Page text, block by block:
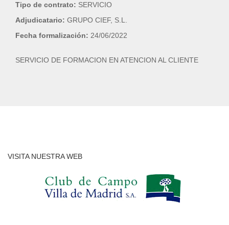
Tipo de contrato: SERVICIO
Adjudicatario: GRUPO CIEF, S.L.
Fecha formalización: 24/06/2022
SERVICIO DE FORMACION EN ATENCION AL CLIENTE
VISITA NUESTRA WEB